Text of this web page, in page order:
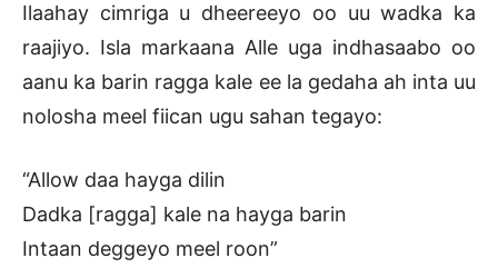
Ilaahay cimriga u dheereeyo oo uu wadka ka
raajiyo. Isla markaana Alle uga indhasaabo oo
aanu ka barin ragga kale ee la gedaha ah inta uu
nolosha meel fiican ugu sahan tegayo:
“Allow daa hayga dilin
Dadka [ragga] kale na hayga barin
Intaan deggeyo meel roon”